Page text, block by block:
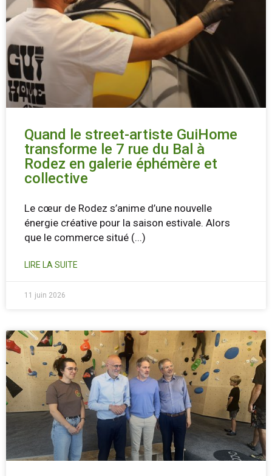
Quand le street-artiste GuiHome
transforme le 7 rue du Bal à
Rodez en galerie éphémère et
collective
Le cœur de Rodez s’anime d’une nouvelle
énergie créative pour la saison estivale. Alors
que le commerce situé (...)
LIRE LA SUITE
11 juin 2026